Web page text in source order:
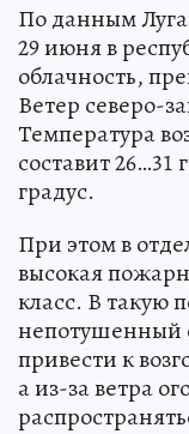
По данным
29 июня в
облачность,
Ветер северо-
Температура
составит 26…31
градус.
При этом в
высокая
класс. В такую
непотушенный
привести к
а из-за ветра